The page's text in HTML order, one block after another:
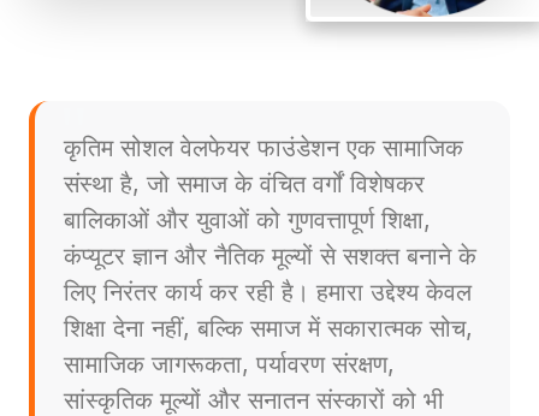
कृतिम सोशल वेलफेयर फाउंडेशन एक सामाजिक
संस्था है, जो समाज के वंचित वर्गों विशेषकर
बालिकाओं और युवाओं को गुणवत्तापूर्ण शिक्षा,
कंप्यूटर ज्ञान और नैतिक मूल्यों से सशक्त बनाने के
लिए निरंतर कार्य कर रही है। हमारा उद्देश्य केवल
शिक्षा देना नहीं, बल्कि समाज में सकारात्मक सोच,
सामाजिक जागरूकता, पर्यावरण संरक्षण,
सांस्कृतिक मूल्यों और सनातन संस्कारों को भी